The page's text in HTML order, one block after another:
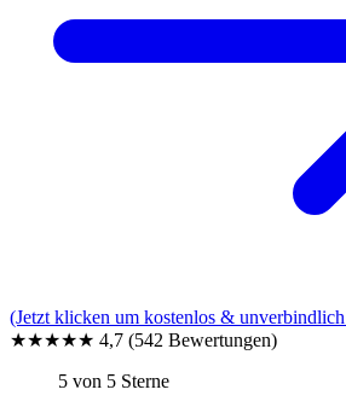
(Jetzt klicken um kostenlos &
★★★★★ 4,7 (542 Bewertungen)
5 von 5 Sterne